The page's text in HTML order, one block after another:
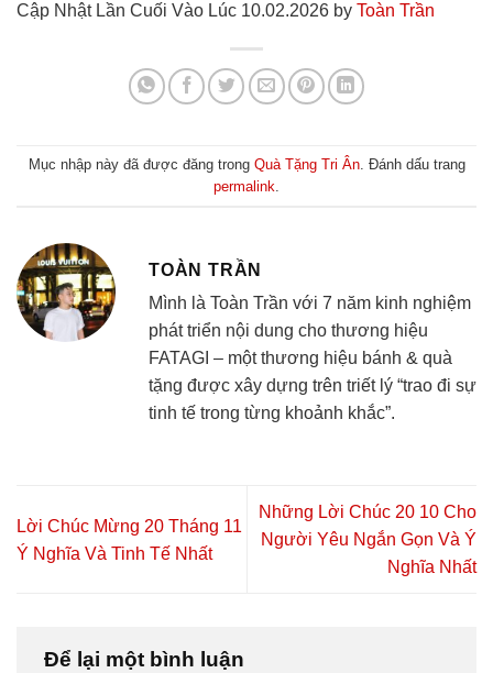
Cập Nhật Lần Cuối Vào Lúc 10.02.2026 by Toàn Trần
Mục nhập này đã được đăng trong Quà Tặng Tri Ân. Đánh dấu trang
permalink
TOÀN TRẦN
Mình là Toàn Trần với 7 năm kinh nghiệm
phát triển nội dung cho thương hiệu
FATAGI – một thương hiệu bánh & quà
tặng được xây dựng trên triết lý “trao đi sự
tinh tế trong từng khoảnh khắc”.
Lời Chúc Mừng 20 Tháng 11
Ý Nghĩa Và Tinh Tế Nhất
Những Lời Chúc 20 10 Cho
Người Yêu Ngắn Gọn Và Ý
Nghĩa Nhất
Để lại một bình luận